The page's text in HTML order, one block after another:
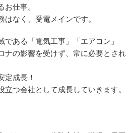
仕事。
はなく、受電メインです。
である「電気工事」「エアコン」
ナの影響を受けず、常に必要とされ
定成長！
立つ会社として成長していきます。